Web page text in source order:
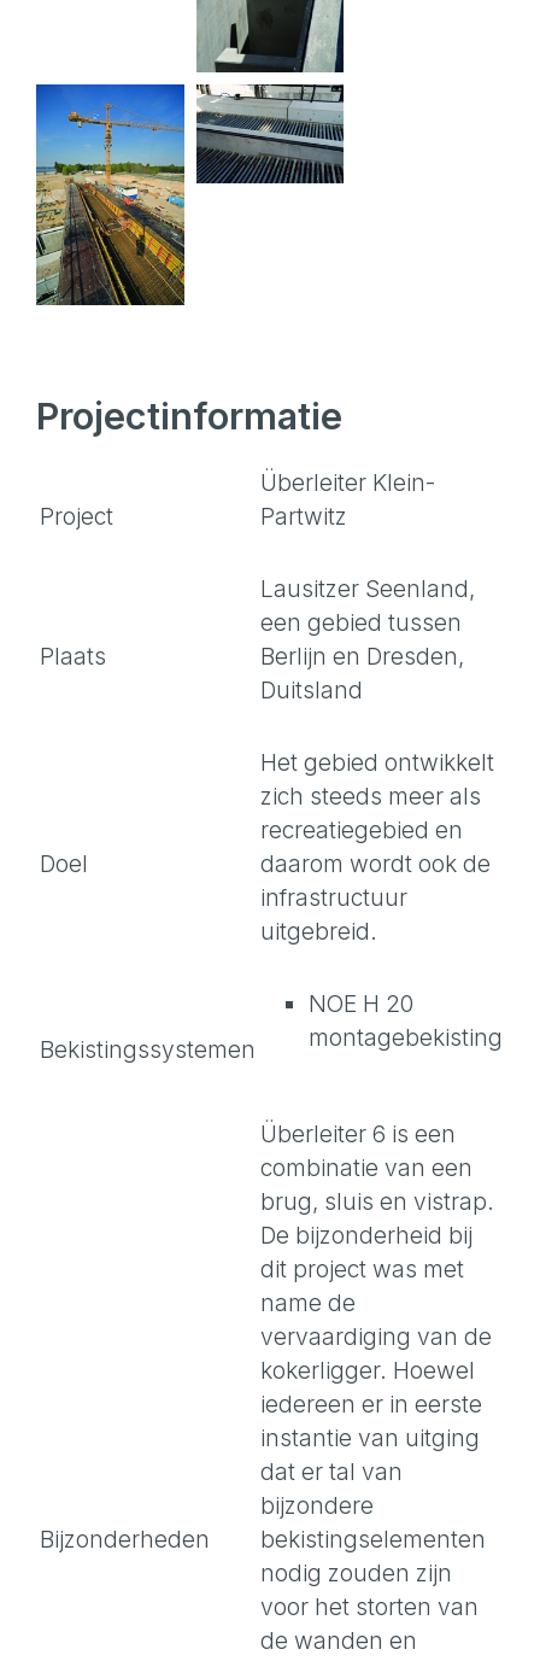
Projectinformatie
Project
Überleiter Klein-
Partwitz
Plaats
Lausitzer Seenland,
een gebied tussen
Berlijn en Dresden,
Duitsland
Doel
Het gebied ontwikkelt
zich steeds meer als
recreatiegebied en
daarom wordt ook de
infrastructuur
uitgebreid.
Bekistingssystemen
NOE H 20
montagebekisting
Bijzonderheden
Überleiter 6 is een
combinatie van een
brug, sluis en vistrap.
De bijzonderheid bij
dit project was met
name de
vervaardiging van de
kokerligger. Hoewel
iedereen er in eerste
instantie van uitging
dat er tal van
bijzondere
bekistingselementen
nodig zouden zijn
voor het storten van
de wanden en